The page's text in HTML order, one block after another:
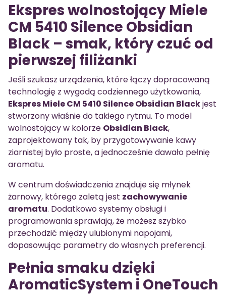
Ekspres wolnostojący Miele
CM 5410 Silence Obsidian
Black – smak, który czuć od
pierwszej filiżanki
Jeśli szukasz urządzenia, które łączy dopracowaną
technologię z wygodą codziennego użytkowania,
Ekspres Miele CM 5410 Silence Obsidian Blackjest
stworzony właśnie do takiego rytmu. To model
wolnostojący w kolorze Obsidian Black,
zaprojektowany tak, by przygotowywanie kawy
ziarnistej było proste, a jednocześnie dawało pełnię
aromatu.
W centrum doświadczenia znajduje się młynek
żarnowy, którego zaletą jest zachowywanie
aromatu. Dodatkowo systemy obsługi i
programowania sprawiają, że możesz szybko
przechodzić między ulubionymi napojami,
dopasowując parametry do własnych preferencji.
Pełnia smaku dzięki
AromaticSystem i OneTouch